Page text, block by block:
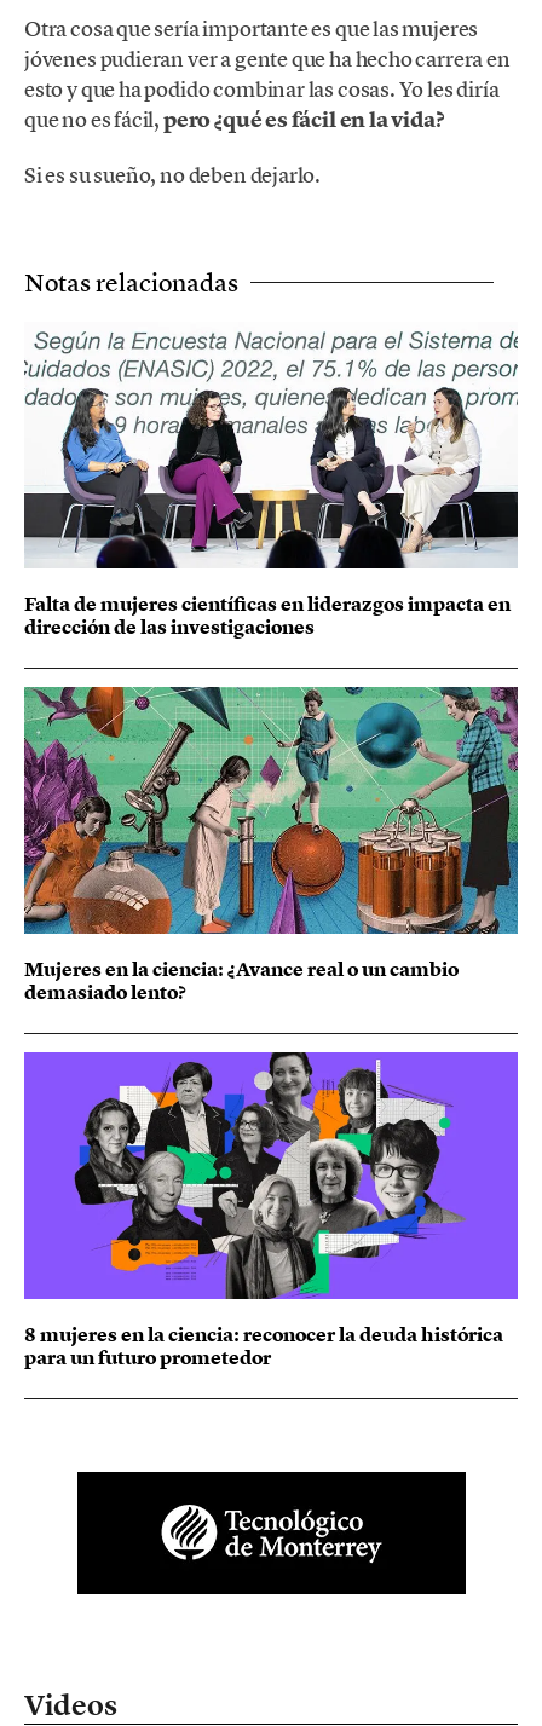
Otra cosa que sería importante es que las mujeres
jóvenes pudieran ver a gente que ha hecho carrera en
esto y que ha podido combinar las cosas. Yo les diría
que no es fácil,pero ¿qué es fácil en la vida?
Si es su sueño, no deben dejarlo.
Notas relacionadas
Falta de mujeres científicas en liderazgos impacta en
dirección de las investigaciones
Mujeres en la ciencia: ¿Avance real o un cambio
demasiado lento?
8 mujeres en la ciencia: reconocer la deuda histórica
para un futuro prometedor
Videos